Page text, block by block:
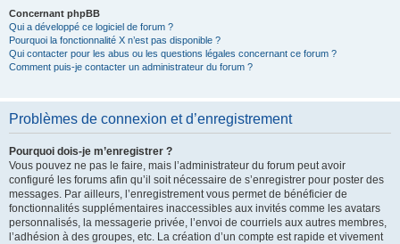
Concernant phpBB
Qui a développé ce logiciel de forum ?
Pourquoi la fonctionnalité X n’est pas disponible ?
Qui contacter pour les abus ou les questions légales concernant ce forum ?
Comment puis-je contacter un administrateur du forum ?
Problèmes de connexion et d’enregistrement
Pourquoi dois-je m’enregistrer ?
Vous pouvez ne pas le faire, mais l’administrateur du forum peut avoir
configuré les forums afin qu’il soit nécessaire de s’enregistrer pour poster des
messages. Par ailleurs, l’enregistrement vous permet de bénéficier de
fonctionnalités supplémentaires inaccessibles aux invités comme les avatars
personnalisés, la messagerie privée, l’envoi de courriels aux autres membres,
l’adhésion à des groupes, etc. La création d’un compte est rapide et vivement